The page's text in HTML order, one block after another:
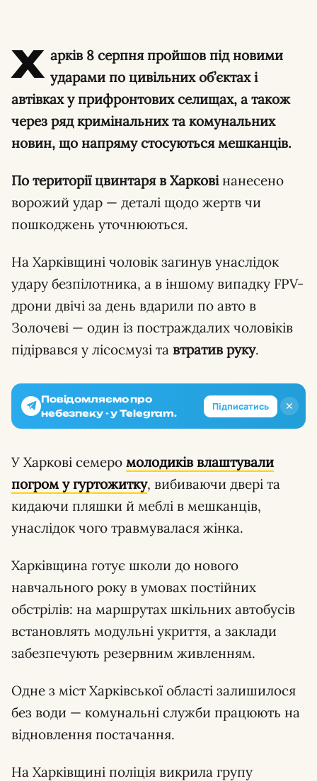
Х арків 8 серпня пройшов під новими
ударами по цивільних об’єктах і
автівках у прифронтових селищах, а також
через ряд кримінальних та комунальних
новин, що напряму стосуються мешканців.
По території цвинтаря в Харковінанесено
ворожий удар — деталі щодо жертв чи
пошкоджень уточнюються.
На Харківщині чоловік загинув унаслідок
удару безпілотника, а в іншому випадку FPV-
дрони двічі за день вдарили по авто в
Золочеві — один із постраждалих чоловіків
підірвався у лісосмузі та втратив руку.
✕
Повідомляємо про
небезпеку - у Telegram.
Підписатись
У Харкові семеро молодиків влаштували
погрому гуртожитку, вибиваючи двері та
кидаючи пляшки й меблі в мешканців,
унаслідок чого травмувалася жінка.
Харківщина готує школи до нового
навчального року в умовах постійних
обстрілів: на маршрутах шкільних автобусів
встановлять модульні укриття, а заклади
забезпечують резервним живленням.
Одне з міст Харківської області залишилося
без води — комунальні служби працюють на
відновлення постачання.
На Харківщині поліція викрила групу